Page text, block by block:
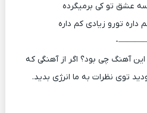
عشق تو کی برمیگرده
داره تورو زیادی کم داره
آهنگ چی بود؟ اگر از آهنگی که
توی نظرات به ما انرژی بدید.